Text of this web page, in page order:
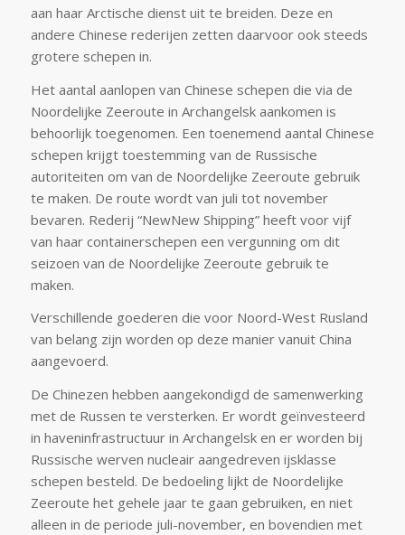
aan haar Arctische dienst uit te breiden. Deze en
andere Chinese rederijen zetten daarvoor ook steeds
grotere schepen in.
Het aantal aanlopen van Chinese schepen die via de
Noordelijke Zeeroute in Archangelsk aankomen is
behoorlijk toegenomen. Een toenemend aantal Chinese
schepen krijgt toestemming van de Russische
autoriteiten om van de Noordelijke Zeeroute gebruik
te maken. De route wordt van juli tot november
bevaren. Rederij “NewNew Shipping” heeft voor vijf
van haar containerschepen een vergunning om dit
seizoen van de Noordelijke Zeeroute gebruik te
maken.
Verschillende goederen die voor Noord-West Rusland
van belang zijn worden op deze manier vanuit China
aangevoerd.
De Chinezen hebben aangekondigd de samenwerking
met de Russen te versterken. Er wordt geïnvesteerd
in haveninfrastructuur in Archangelsk en er worden bij
Russische werven nucleair aangedreven ijsklasse
schepen besteld. De bedoeling lijkt de Noordelijke
Zeeroute het gehele jaar te gaan gebruiken, en niet
alleen in de periode juli-november, en bovendien met